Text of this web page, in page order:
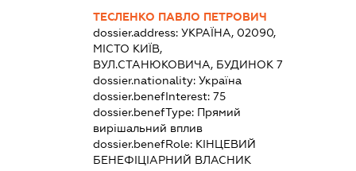
ТЕСЛЕНКО ПАВЛО ПЕТРОВИЧ
dossier.address:УКРАЇНА, 02090,
МІСТО КИЇВ,
ВУЛ.СТАНЮКОВИЧА, БУДИНОК 7
dossier.nationality:Україна
dossier.benefInterest:75
dossier.benefType: Прямий
вирішальний вплив
dossier.benefRole: КІНЦЕВИЙ
БЕНЕФІЦІАРНИЙ ВЛАСНИК